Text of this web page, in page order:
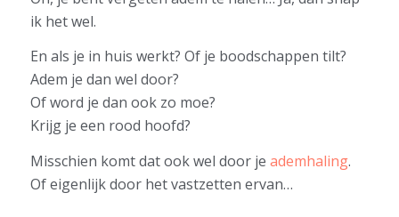
ik het wel.
En als je in huis werkt? Of je boodschappen tilt?
Adem je dan wel door?
Of word je dan ook zo moe?
Krijg je een rood hoofd?
Misschien komt dat ook wel door je ademhaling.
Of eigenlijk door het vastzetten ervan…